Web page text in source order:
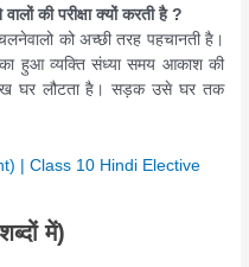
की परीक्षा क्यों करती है ?
को अच्छी तरह पहचानती है।
हुआ व्यक्ति संध्या समय आकाश की
घर लौटता है। सड़क उसे घर तक
| Class 10 Hindi Elective
में)